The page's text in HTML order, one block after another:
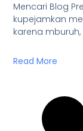
Mencari Blog
kupejamkan
karena
Read More